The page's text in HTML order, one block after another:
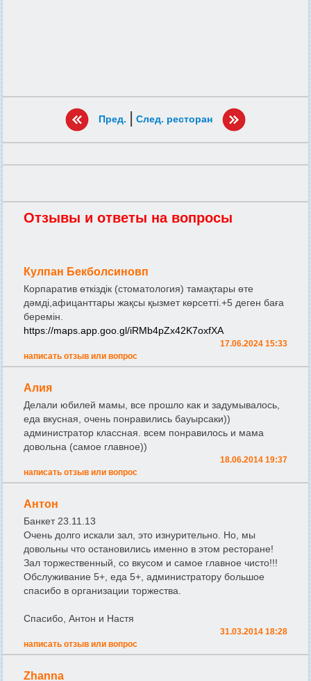
Пред. | След. ресторан
Отзывы и ответы на вопросы
Кулпан Бекболсиновп
Корпаратив өткіздік (стоматология) тамақтары өте
дәмді,афицанттары жақсы қызмет көрсетті.+5 деген баға
беремін.
https://maps.app.goo.gl/iRMb4pZx42K7oxfXA
17.06.2024 15:33
написать отзыв или вопрос
Алия
Делали юбилей мамы, все прошло как и задумывалось,
еда вкусная, очень понравились бауырсаки))
администратор классная. всем понравилось и мама
довольна (самое главное))
18.06.2014 19:37
написать отзыв или вопрос
Антон
Банкет 23.11.13
Очень долго искали зал, это изнурительно. Но, мы
довольны что остановились именно в этом ресторане!
Зал торжественный, со вкусом и самое главное чисто!!!
Обслуживание 5+, еда 5+, администратору большое
спасибо в организации торжества.
Спасибо, Антон и Настя
31.03.2014 18:28
написать отзыв или вопрос
Zhanna